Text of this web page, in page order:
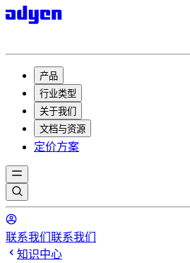
产品
行业类型
关于我们
文档与资源
定价方案
联系我们 联系我们
知识中心